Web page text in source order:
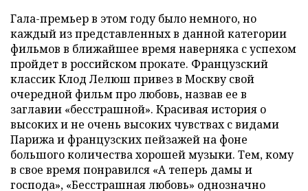
Гала-премьер в этом году было немного, но
каждый из представленных в данной категории
фильмов в ближайшее время наверняка с успехом
пройдет в российском прокате. Французский
классик Клод Лелюш привез в Москву свой
очередной фильм про любовь, назвав ее в
заглавии «бесстрашной». Красивая история о
высоких и не очень высоких чувствах с видами
Парижа и французских пейзажей на фоне
большого количества хорошей музыки. Тем, кому
в свое время понравился «А теперь дамы и
господа», «Бесстрашная любовь» однозначно